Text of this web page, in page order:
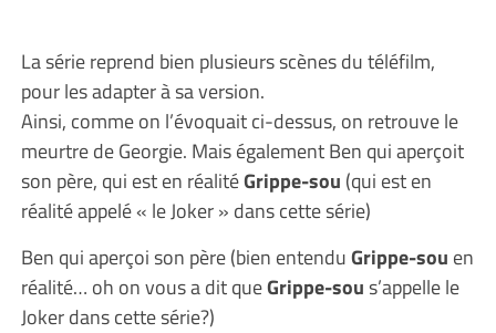
La série reprend bien plusieurs scènes du téléfilm,
pour les adapter à sa version.
Ainsi, comme on l’évoquait ci-dessus, on retrouve le
meurtre de Georgie. Mais également Ben qui aperçoit
son père, qui est en réalitéGrippe-sou (qui est en
réalité appelé « le Joker » dans cette série)
Ben qui aperçoi son père (bien entenduGrippe-sou en
réalité… oh on vous a dit queGrippe-sous’appelle le
Joker dans cette série?)